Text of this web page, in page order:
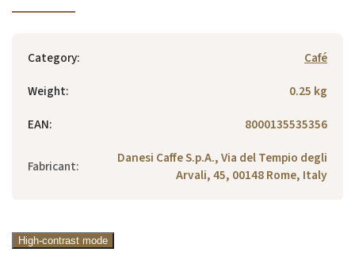
Category:
Café
Weight:
0.25 kg
EAN: 8000135535356
Fabricant:
Danesi Caffe S.p.A., Via del Tempio degli
Arvali, 45, 00148 Rome, Italy
High-contrast mode